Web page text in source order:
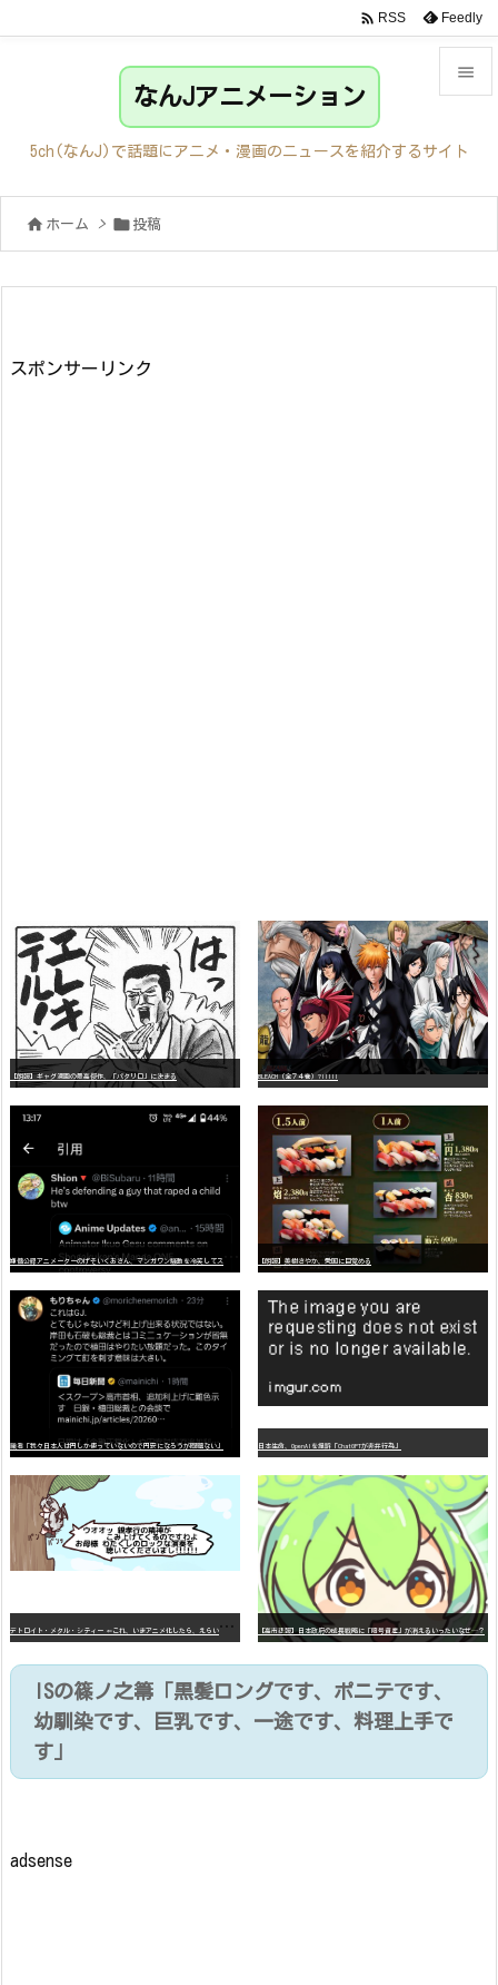

サイド
前へ

 RSS Feedly
なんJアニメーション
5ch(なんJ)で話題にアニメ・漫画のニュースを紹介するサイト
 ホーム >  投稿
スポンサーリンク
【朗報】ギャグ漫画の最高傑作、「パタリロ」に決まる BLEACH（全７４巻）?!!!!!
【朗報】美樹さやか、愛国に目覚める
識者「我々日本人は円しか使っていないので円安になろうが問題ない」 日本生命、OpenAIを提訴「ChatGPTが非弁行為」
デ
トロイト・メタル・シティー ⇐これ、いまアニメ化したら、えらいことになってたよな？ 【高市悲報】日本政府の成長戦略に「暗号資産」が消えるいったいなぜ…？
ISの篠ノ之箒「黒髪ロングです、ポニテです、
幼馴染です、巨乳です、一途です、料理上手で
す」
adsense